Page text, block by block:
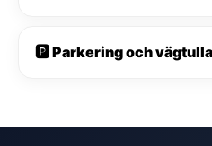
🅿️ Parkering och